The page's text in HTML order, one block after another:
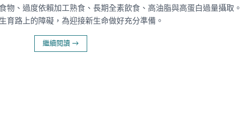
物、過度依賴加工熟食、長期全素飲食、高油脂與高蛋白過量攝取。
育路上的障礙，為迎接新生命做好充分準備。
繼續閱讀 →